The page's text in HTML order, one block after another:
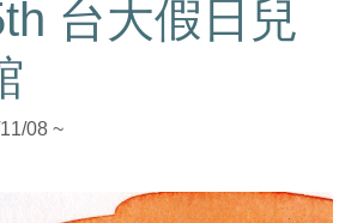
台大假日兒
08 ~